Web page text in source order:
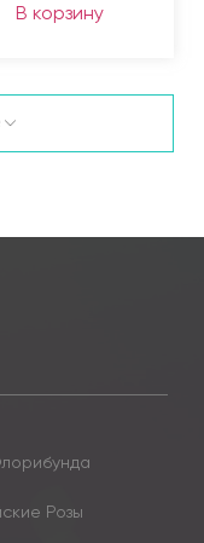
В корзину
Розы